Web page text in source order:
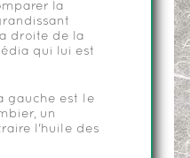
la
droite de la
qui lui est
gauche est le
un
l'huile des